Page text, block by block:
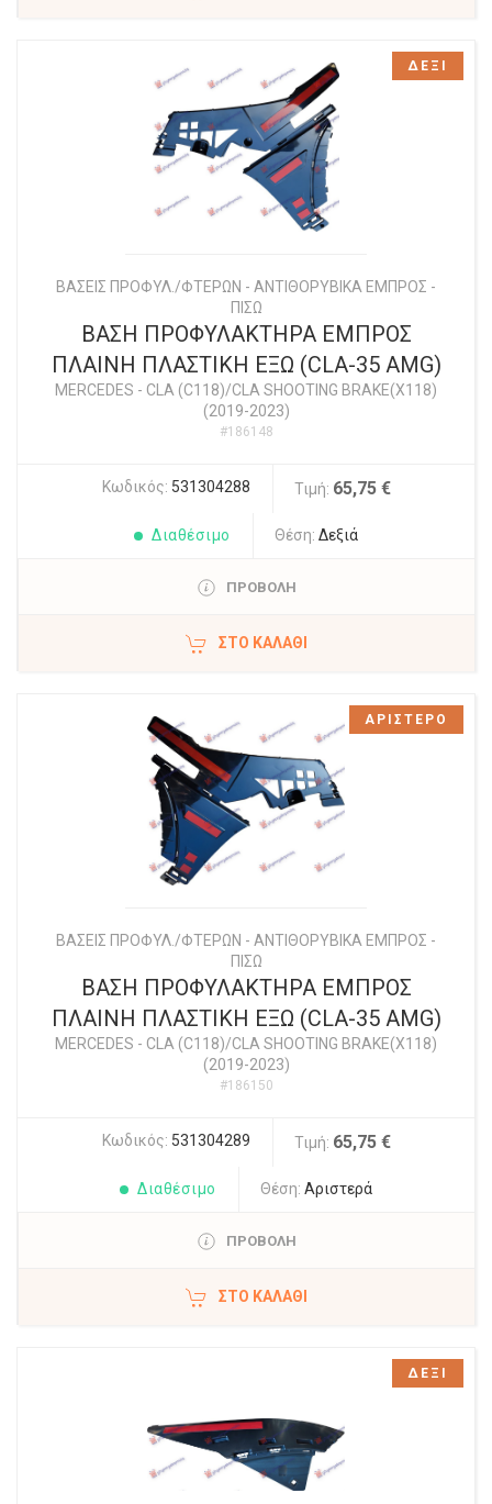
ΒΑΣΕΙΣ ΠΡΟΦΥΛ./ΦΤΕΡΩΝ - ΑΝΤΙΘΟΡΥΒΙΚΑ ΕΜΠΡΟΣ -
ΠΙΣΩ
ΒΑΣΗ ΠΡΟΦΥΛΑΚΤΗΡΑ ΕΜΠΡΟΣ
ΠΛΑΙΝΗ ΠΛΑΣΤΙΚΗ ΕΞΩ (CLA-35 AMG)
MERCEDES - CLA (C118)/CLA SHOOTING BRAKE(X118)
(2019-2023)
#186148
Κωδικός: 531304288 Τιμή: 65,75 €
Διαθέσιμο Θέση: Δεξιά
ΠΡΟΒΟΛΗ
ΣΤΟ ΚΑΛΆΘΙ
ΔΕΞΙ
ΒΑΣΕΙΣ ΠΡΟΦΥΛ./ΦΤΕΡΩΝ - ΑΝΤΙΘΟΡΥΒΙΚΑ ΕΜΠΡΟΣ -
ΠΙΣΩ
ΒΑΣΗ ΠΡΟΦΥΛΑΚΤΗΡΑ ΕΜΠΡΟΣ
ΠΛΑΙΝΗ ΠΛΑΣΤΙΚΗ ΕΞΩ (CLA-35 AMG)
MERCEDES - CLA (C118)/CLA SHOOTING BRAKE(X118)
(2019-2023)
#186150
Κωδικός: 531304289 Τιμή: 65,75 €
Διαθέσιμο Θέση: Αριστερά
ΠΡΟΒΟΛΗ
ΣΤΟ ΚΑΛΆΘΙ
ΑΡΙΣΤΕΡΟ
ΔΕΞΙ